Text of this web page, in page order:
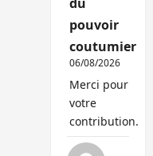
pouvoir
coutumier
06/08/2026
Merci pour
votre
contribution.